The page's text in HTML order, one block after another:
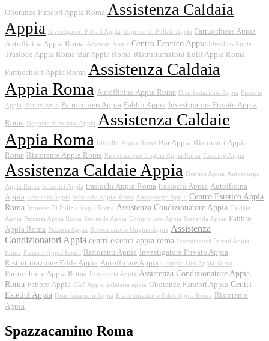
Onoranze Funebri Appia Roma Assistenza Caldaia
Appia
Investigatori Privati Appia Imprese Di Pulizie Appia
Parrucchiere Appia
Autofficina Appia Roma Avvocati Appia Centro Estetico Appia Idraulico Appia
Trasloco Appia Roma Bar Appia Roma Ristrutturazioni Edili Appia Roma
Parrucchieri Appia Roma Assistenza Caldaia
Appia Roma Autofficine Appia Roma Disinfestazione Appia
Pizzerie
Appia
Beauty Style Parrucchieri Appia Fabbri Appia Investigatore Privato Appia
Roma Negozio di Scarpe Appia
Assistenza Caldaie
Appia Roma
Idraulici Appia Roma Bar Appia Ristoranti Appia
Roma Ristorante Appia Roma Ricostruzione Unghie Appia Roma Catering Appia
Assistenza Caldaie Appia Dentisti Appia Autospurgo
Appia Roma
Idraulici Appia traslochi Appia Roma traslochi Appia Autofficina
Appia avvocato Appia Serrande Appia Roma Autospurgo Appia Centro Estetico Appia
Roma
Imprese Di Pulizie Appia Roma Assistenza Condizionatore Appia Caldaie
Appia
Pizzeria Appia Roma Serrande Appia Compro oro Appia Serranda Appia
Fabbro
Appia Roma
Pizzeria Appia Ricostruzione Unghie Appia Assistenza
Condizionatori Appia centri estetici appia roma
Investigatori Privati Appia
Roma
Pizzerie Appia Roma Ristoranti Appia Investigatore Privato Appia
Ristrutturazione Edile Appia Autofficine Appia Compro Oro Appia Roma
Parrucchiere Appia Roma Pasticceria Appia Assistenza Condizionatore Appia
Roma Fabbro Appia CAF Appia gelateria appia Onoranze Funebri Appia Centri
Estetici Appia
Disinfestazioni Appia Ristrutturazione Edile Appia Roma
Ristorante
Appia
Spazzacamino Roma